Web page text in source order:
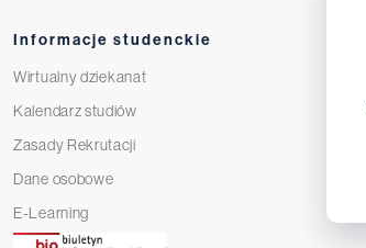
Informacje studenckie
Wirtualny dziekanat
Kalendarz studiów
Zasady Rekrutacji
Dane osobowe
E-Learning